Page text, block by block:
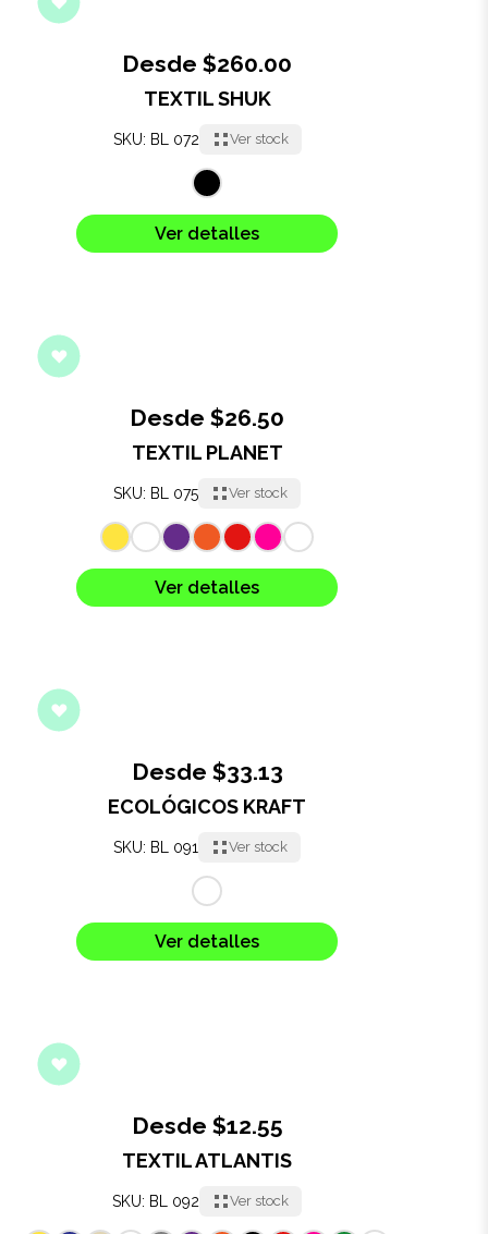
Desde $260.00
TEXTIL SHUK
SKU: BL 072 Ver stock
Ver detalles
Desde $26.50
TEXTIL PLANET
SKU: BL 075 Ver stock
Ver detalles
Desde $33.13
ECOLÓGICOS KRAFT
SKU: BL 091 Ver stock
Ver detalles
Desde $12.55
TEXTIL ATLANTIS
SKU: BL 092 Ver stock